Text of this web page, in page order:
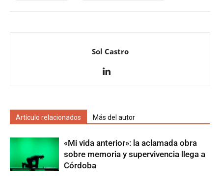
Sol Castro
Artículo relacionados Más del autor
«Mi vida anterior»: la aclamada obra
sobre memoria y supervivencia llega a
Córdoba